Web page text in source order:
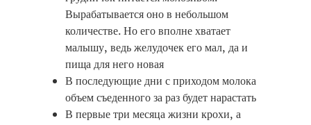
Вырабатывается оно в небольшом
количестве. Но его вполне хватает
малышу, ведь желудочек его мал, да и
пища для него новая
В последующие дни с приходом молока
объем съеденного за раз будет нарастать
В первые три месяца жизни крохи, а